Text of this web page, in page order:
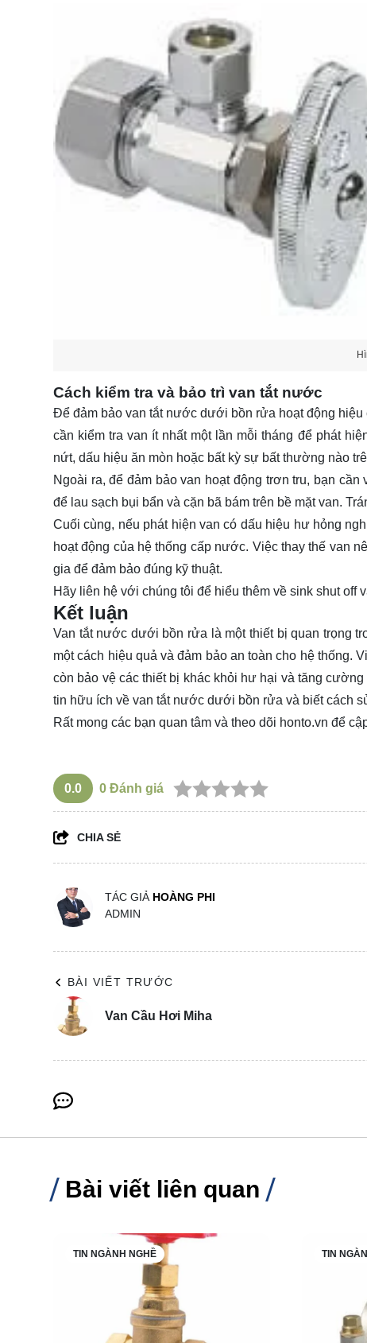
Cách kiểm tra và bảo trì van tắt nước
Để đảm bảo van tắt nước dưới bồn rửa hoạt động hiệu
cần kiểm tra van ít nhất một lần mỗi tháng để phát
nứt, dấu hiệu ăn mòn hoặc bất kỳ sự bất thường nào
Ngoài ra, để đảm bảo van hoạt động trơn tru, bạn
để lau sạch bụi bẩn và cặn bã bám trên bề mặt van.
Cuối cùng, nếu phát hiện van có dấu hiệu hư hỏng
hoạt động của hệ thống cấp nước. Việc thay thế van
gia để đảm bảo đúng kỹ thuật.
Hãy liên hệ với chúng tôi để hiểu thêm về sink shut off
Kết luận
Van tắt nước dưới bồn rửa là một thiết bị quan trọng
một cách hiệu quả và đảm bảo an toàn cho hệ thống.
còn bảo vệ các thiết bị khác khỏi hư hại và tăng
tin hữu ích về van tắt nước dưới bồn rửa và biết cách
Rất mong các bạn quan tâm và theo dõi honto.vn để
0.0 0 Đánh giá
CHIA SẺ
TÁC GIẢ HOÀNG PHI
ADMIN
BÀI VIẾT TRƯỚC
Van Cầu Hơi Miha
Bài viết liên quan
TIN NGÀNH NGHỀ TIN